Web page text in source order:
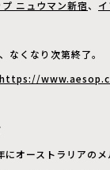
ニュウマン新宿、
なくなり次第終了。
https://
オーストラリアの